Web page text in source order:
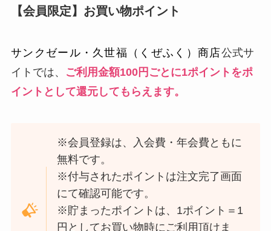
【会員限定】お買い物ポイント
サンクゼール・久世福（くぜふく）商店公式サ
イトでは、
ご利用金額100円ごとに1ポイントをポ
イントとして還元してもらえます。
※会員登録は、入会費・年会費ともに
無料です。
※付与されたポイントは注文完了画面
にて確認可能です。
※貯まったポイントは、1ポイント＝1
円としてお買い物時にご利用頂けま